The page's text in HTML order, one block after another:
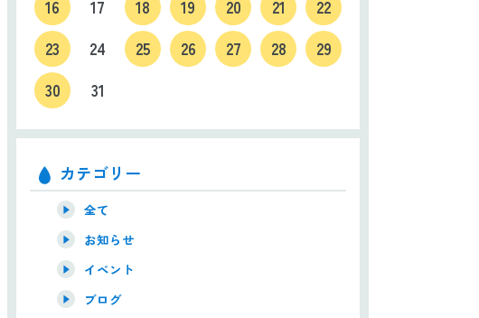
16
17 18 19 20 21
22
23
24 25 26 27 28
29
30
31
カテゴリー
全て
お知らせ
イベント
ブログ